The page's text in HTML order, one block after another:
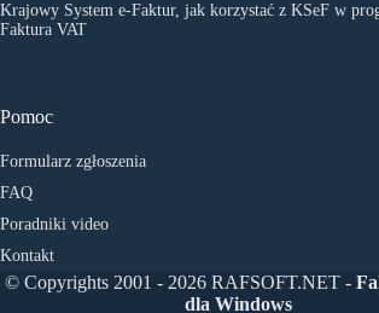
Krajowy System e-Faktur, jak korzystać z KSeF w
Faktura VAT
Pomoc
Formularz zgłoszenia
FAQ
Poradniki video
Kontakt
© Copyrights 2001 - 2026 RAFSOFT.NET -
dla Windows